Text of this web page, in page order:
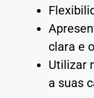
clara e
Utilizar
a suas